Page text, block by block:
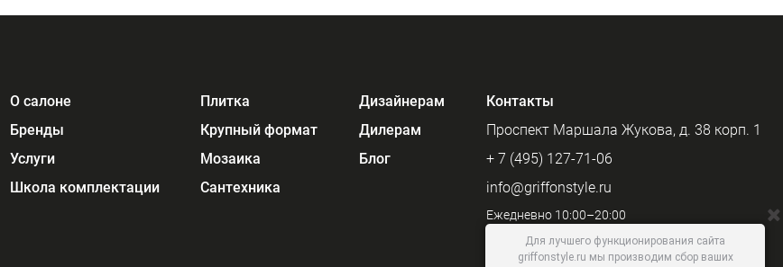
О салоне
Бренды
Услуги
Школа комплектации
Плитка
Крупный формат
Мозаика
Сантехника
Дизайнерам
Дилерам
Блог
Контакты
Проспект Маршала Жукова, д. 38 корп. 1
+ 7 (495) 127-71-06
info@griffonstyle.ru
Ежедневно 10:00–20:00
Для лучшего функционирования сайта
griffonstyle.ru мы производим сбор ваших